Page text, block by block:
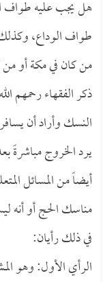
هل يجب عليه طواف
طواف الوداع،
من كان في مكة أو من
ذكر الفقهاء رحمهم
النسك وأراد أن
يرد الخروج مباشرةً
أيضاً من المسائل
مناسك الحج أو أنه
في ذلك رأيان:
الرأي الأول: وهو